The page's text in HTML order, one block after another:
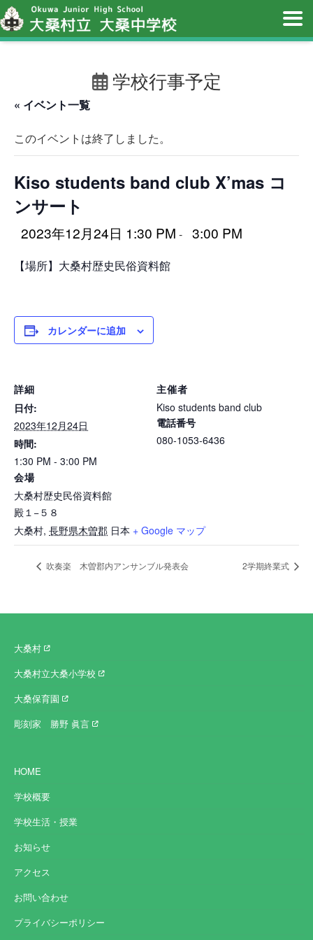
学校行事予定
« イベント一覧
このイベントは終了しました。
Kiso students band club X’mas コ
ンサート
2023年12月24日 1:30 PM - 3:00 PM
【場所】大桑村歴史民俗資料館
カレンダーに追加
詳細
日付:
2023年12月24日
時間:
1:30 PM - 3:00 PM
会場
大桑村歴史民俗資料館
殿１−５８
大桑村, 長野県木曽郡 日本 + Google マップ
主催者
Kiso students band club
電話番号
080-1053-6436
吹奏楽 木曽郡内アンサンブル発表会 2学期終業式
大桑村
大桑村立大桑小学校
大桑保育園
彫刻家 勝野 眞言
HOME
学校概要
学校生活・授業
お知らせ
アクセス
お問い合わせ
プライバシーポリシー